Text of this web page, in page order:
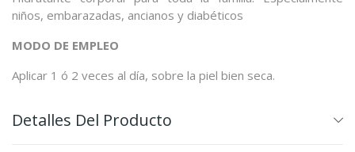
niños, embarazadas, ancianos y diabéticos
MODO DE EMPLEO
Aplicar 1 ó 2 veces al día, sobre la piel bien seca.
Detalles Del Producto